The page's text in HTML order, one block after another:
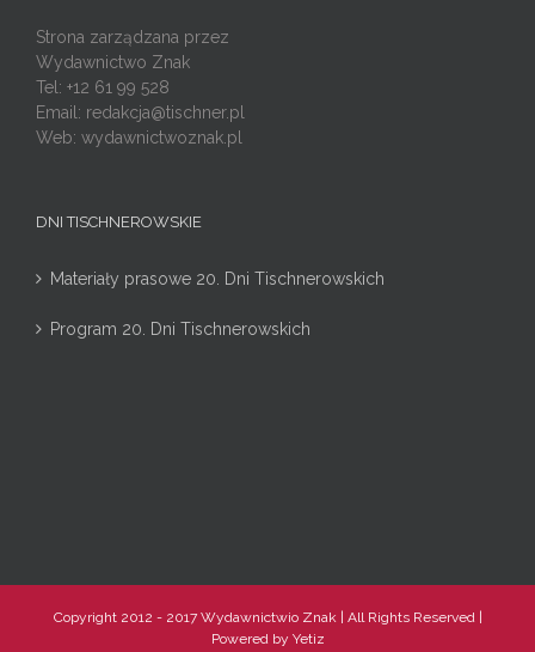
Strona zarządzana przez
Wydawnictwo Znak
Tel: +12 61 99 528
Email: redakcja@tischner.pl
Web: wydawnictwoznak.pl
DNI TISCHNEROWSKIE
Materiały prasowe 20. Dni Tischnerowskich
Program 20. Dni Tischnerowskich
Copyright 2012 - 2017 Wydawnictwio Znak | All Rights Reserved |
Powered by Yetiz